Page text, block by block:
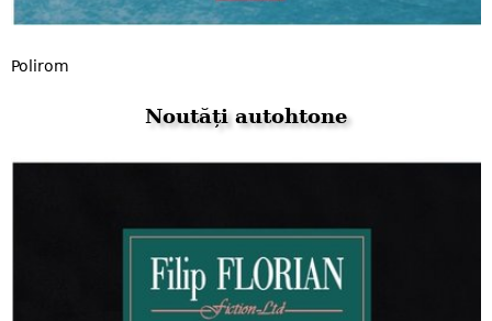
Polirom
Noutăți autohtone